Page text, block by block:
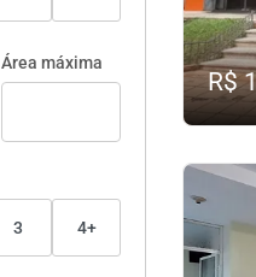
Área máxima
3 4+
R$